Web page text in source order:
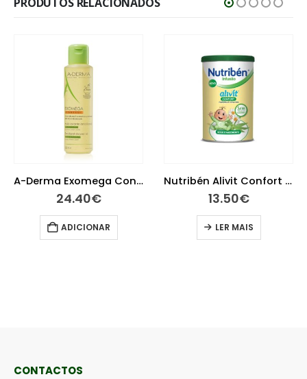
A-Derma Exomega Control Óleo de Duche 500ml
24.40€
ADICIONAR
Nutribén Alivit Confort Infusão 150g
13.50€
LER MAIS
CONTACTOS